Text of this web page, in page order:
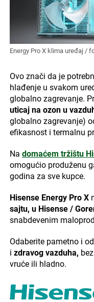
Energy Pro X klima uređaj /
Ovo znači da je
hlađenje u svakom
globalno zagrevanje.
uticaj na ozon u
globalno zagrevanje)
efikasnost i termalnu
Na domaćem tržištu
omogućio produženu
godina za sve kupce.
Hisense Energy Pro X
sajtu, u Hisense /
snabdevenim
Odaberite pametno i
i zdravog vazduha,
vruće ili hladno.